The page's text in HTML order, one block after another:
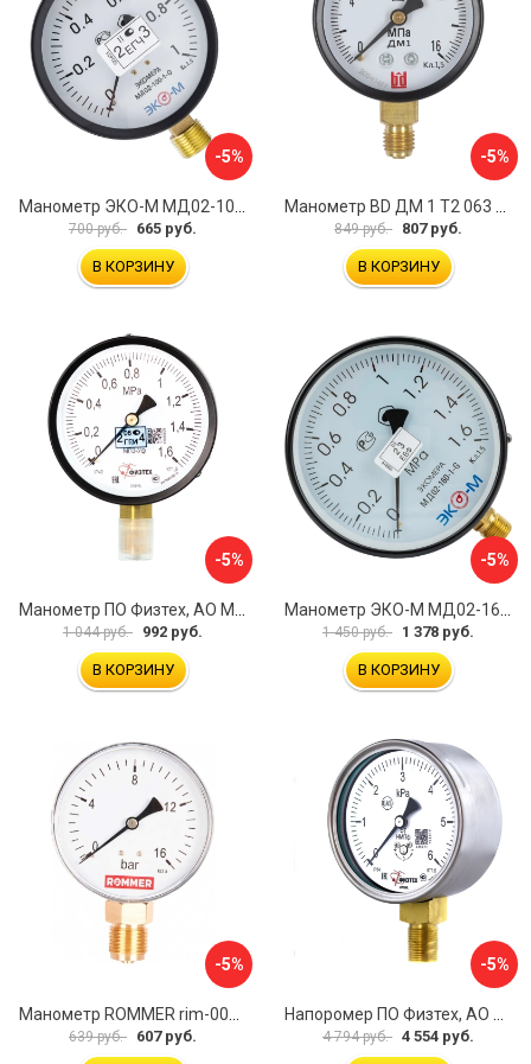
-5%
700 руб. 665 руб.
В КОРЗИНУ
-5%
849 руб. 807 руб.
В КОРЗИНУ
-5%
Манометр ПО Физтех, АО МП3-Уф 4687205178350
1 044 руб. 992 руб.
В КОРЗИНУ
-5%
Манометр ЭКО-М МД02-160-G-1,6МПа
1 450 руб. 1 378 руб.
В КОРЗИНУ
-5%
639 руб. 607 руб.
-5%
4 794 руб. 4 554 руб.